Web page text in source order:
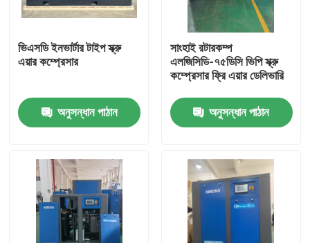
পণ্য
ভিএসডি ইনভার্টার টাইপ স্ক্রু
এয়ার কম্প্রেসার
অনুসন্ধান পাঠান
সাংহাই রটারকম্প
এলজিসিডি-৭৫ডিসি ভিপি স্ক্রু
কম্প্রেসার ফ্রি এয়ার ডেলিভারি
অনুসন্ধান পাঠান